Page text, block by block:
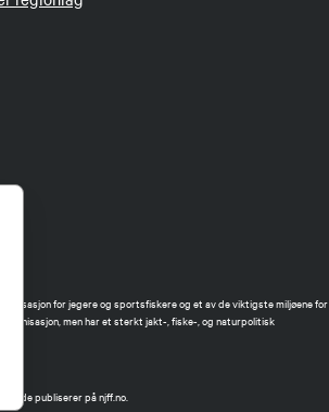
for jegere og sportsfiskere og et av de viktigste miljøene for
men har et sterkt jakt-, fiske-, og naturpolitisk
de publiserer på njff.no.